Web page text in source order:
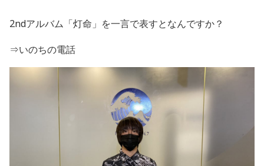
2ndアルバム「灯命」を一言で表すとなんですか？
⇒いのちの電話